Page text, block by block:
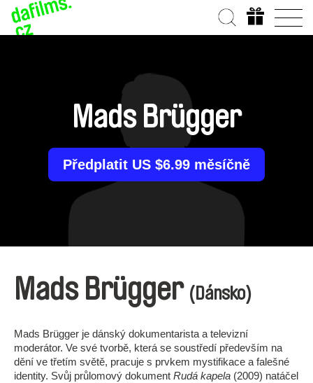
Mads Brügger
Předplatit US $6.99 měsíčně
Mads Brügger (Dánsko)
Mads Brügger je dánský dokumentarista a televizní
moderátor. Ve své tvorbě, která se soustředí především na
dění ve třetím světě, pracuje s prvkem mystifikace a falešné
identity. Svůj průlomový dokument Rudá kapela (2009) natáčel